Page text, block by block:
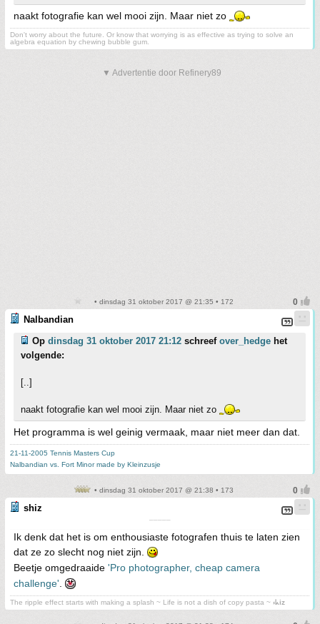
naakt fotografie kan wel mooi zijn. Maar niet zo
Don't worry about the future. Or know that worrying is as effective as trying to solve an
algebra equation by chewing bubble gum.
▼ Advertentie door Refinery89
• dinsdag 31 oktober 2017 @ 21:35 • 172
Nalbandian
Op dinsdag 31 oktober 2017 21:12 schreef over_hedge het
volgende:
[..]
naakt fotografie kan wel mooi zijn. Maar niet zo
Het programma is wel geinig vermaak, maar niet meer dan dat.
21-11-2005 Tennis Masters Cup
Nalbandian vs. Fort Minor made by Kleinzusje
• dinsdag 31 oktober 2017 @ 21:38 • 173
shiz
¯¯¯¯¯
Ik denk dat het is om enthousiaste fotografen thuis te laten zien
dat ze zo slecht nog niet zijn.
Beetje omgedraaide 'Pro photographer, cheap camera
challenge'
The ripple effect starts with making a splash ~ Life is not a dish of copy pasta ~ ⳽ᖾiz